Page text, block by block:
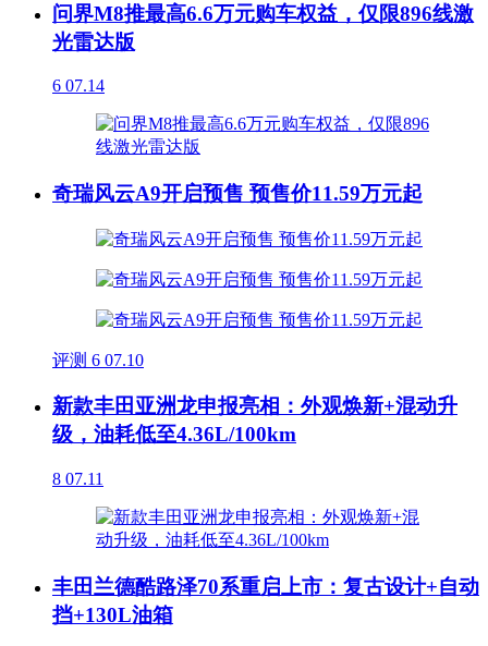
问界M8推最高6.6万元购车权益，仅限896线激
光雷达版
6 07.14
奇瑞风云A9开启预售 预售价11.59万元起
评测 6 07.10
新款丰田亚洲龙申报亮相：外观焕新+混动升
级，油耗低至4.36L/100km
8 07.11
丰田兰德酷路泽70系重启上市：复古设计+自动
挡+130L油箱